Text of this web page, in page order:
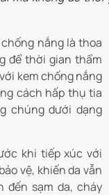
nắng là thoa
để thời gian thẩm
kem chống nắng
cách hấp thụ tia
chúng dưới dạng
khi tiếp xúc với
vệ, khiến da vẫn
đến sạm da, cháy